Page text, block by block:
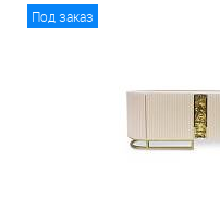
Под заказ